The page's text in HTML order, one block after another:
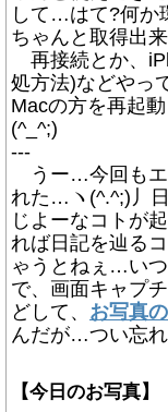
して…はて?何か
ちゃんと取得出
再接続とか、
処方法)などやっ
Macの方を再起
(^_^;)
---
うー…今回もエ
れた…ヽ(^.^;)丿
じよーなコトが
れば日記を辿る
ゃうとねぇ…い
で、画面キャプ
どして、 お写真
んだが…つい忘
【今日のお写真】